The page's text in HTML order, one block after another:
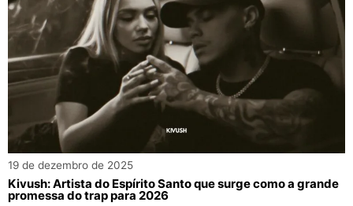
19 de dezembro de 2025
Kivush: Artista do Espírito Santo que surge como a grande
promessa do trap para 2026